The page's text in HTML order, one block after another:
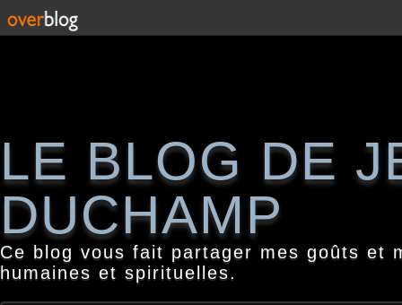
LE BLOG DE
DUCHAMP
Ce blog vous fait partager mes goûts et
humaines et spirituelles.